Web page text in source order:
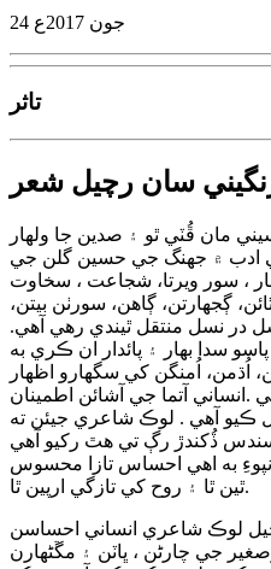
24 جون 2017ع
تاثر
سان رچيل شعر
مان ڦُٽي ٿو ۽ صدين جا ولهار
ادب ۾ جهنگ جي حسين گلن جي
، سور ويرتا، شجاعت ، سخاوت
ڳجهارتن، ڳاهن، سورٺن بيتن،
در نسل منتقل ٿيندي رهي آهي.
سدا بهار ۽ پائدار ان ڪري به
اُڌمن، اُمنگن کي سگهارو اظھار
آتما جي آشائن اطمينان
ڪيو آھي . لوڪ شاعري جيئن ته
سندس ڏُکندڙ رڳ تي هٿ رکيو آهي
به اهي احساس تازا محسوس
ٿين ٿا ۽ روح کي تازگي ارپين ٿا.
لوڪ شاعري انساني احساسن
جي چارڻن ، ڀاٽن ۽ مڱڻھارن